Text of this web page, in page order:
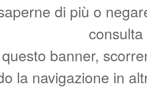
di più o
banner,
la navigazione in